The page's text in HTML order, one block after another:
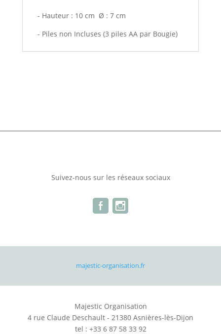
- Hauteur : 10 cm Ø : 7 cm
- Piles non Incluses (3 piles AA par Bougie)
Suivez-nous sur les réseaux sociaux
majestic-organisation.fr
Majestic Organisation
4 rue Claude Deschault - 21380 Asnières-lès-Dijon
tel : +33 6 87 58 33 92